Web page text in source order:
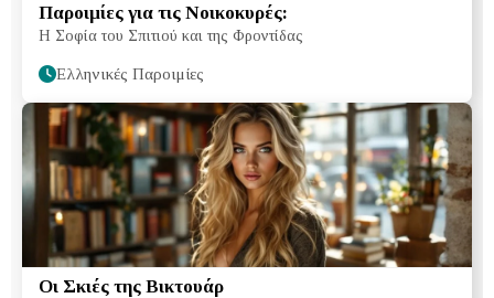
Παροιμίες για τις Νοικοκυρές:
Η Σοφία του Σπιτιού και της Φροντίδας
Ελληνικές Παροιμίες
Οι Σκιές της Βικτουάρ